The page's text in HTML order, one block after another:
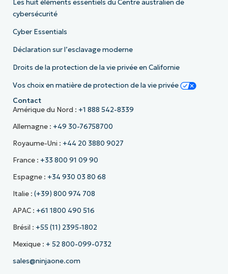
Les huit éléments essentiels du Centre australien de
cybersécurité
Cyber Essentials
Déclaration sur l’esclavage moderne
Droits de la protection de la vie privée en Californie
Vos choix en matière de protection de la vie privée
Contact
Amérique du Nord : +1 888 542-8339
Allemagne : +49 30-76758700
Royaume-Uni : +44 20 3880 9027
France : +33 800 91 09 90
Espagne : +34 930 03 80 68
Italie : (+39) 800 974 708
APAC : +61 1800 490 516
Brésil : +55 (11) 2395-1802
Mexique : + 52 800-099-0732
sales@ninjaone.com